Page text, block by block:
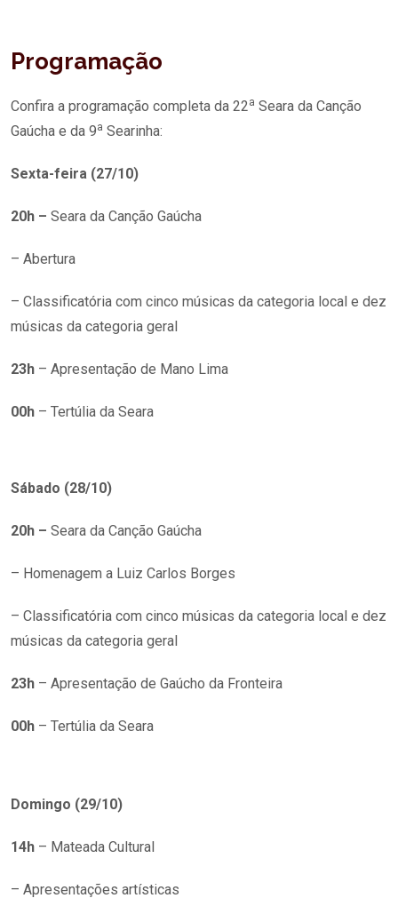
Programação
Confira a programação completa da 22a Seara da Canção
Gaúcha e da 9a Searinha:
Sexta-feira (27/10)
20h – Seara da Canção Gaúcha
– Abertura
– Classificatória com cinco músicas da categoria local e dez
músicas da categoria geral
23h – Apresentação de Mano Lima
00h – Tertúlia da Seara
Sábado (28/10)
20h – Seara da Canção Gaúcha
– Homenagem a Luiz Carlos Borges
– Classificatória com cinco músicas da categoria local e dez
músicas da categoria geral
23h – Apresentação de Gaúcho da Fronteira
00h – Tertúlia da Seara
Domingo (29/10)
14h – Mateada Cultural
– Apresentações artísticas